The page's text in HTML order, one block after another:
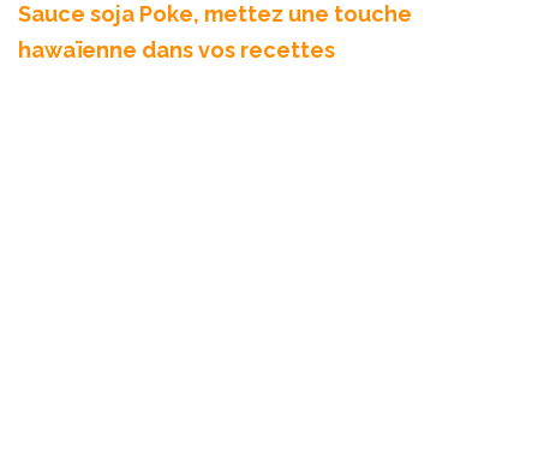
Sauce soja Poke, mettez une touche
hawaïenne dans vos recettes